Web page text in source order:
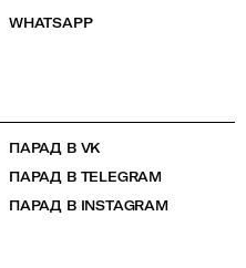
WHATSAPP
ПАРАД В VK
ПАРАД В TELEGRAM
ПАРАД В INSTAGRAM